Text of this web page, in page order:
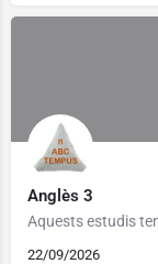
Anglès 3
22/09/2026